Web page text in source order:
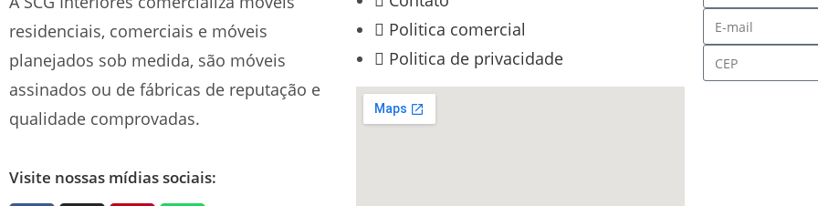
residenciais, comerciais e móveis
planejados sob medida, são móveis
assinados ou de fábricas de reputação e
qualidade comprovadas.
Visite nossas mídias sociais:
Politica comercial
Politica de privacidade